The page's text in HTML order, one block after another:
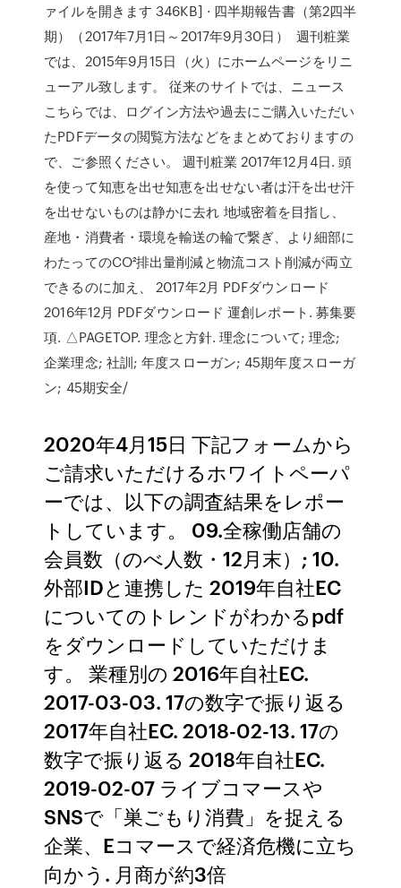
ァイルを開きます 346KB] · 四半期報告書（第2四半
期）（2017年7月1日～2017年9月30日） 週刊粧業
では、2015年9月15日（火）にホームページをリニ
ューアル致します。 従来のサイトでは、ニュース
こちらでは、ログイン方法や過去にご購入いただい
たPDFデータの閲覧方法などをまとめておりますの
で、ご参照ください。 週刊粧業 2017年12月4日. 頭
を使って知恵を出せ知恵を出せない者は汗を出せ汗
を出せないものは静かに去れ 地域密着を目指し、
産地・消費者・環境を輸送の輪で繋ぎ、より細部に
わたってのCO²排出量削減と物流コスト削減が両立
できるのに加え、 2017年2月 PDFダウンロード
2016年12月 PDFダウンロード 運創レポート. 募集要
項. △PAGETOP. 理念と方針. 理念について; 理念;
企業理念; 社訓; 年度スローガン; 45期年度スローガ
ン; 45期安全/
2020年4月15日 下記フォームから
ご請求いただけるホワイトペーパ
ーでは、以下の調査結果をレポー
トしています。 09.全稼働店舗の
会員数（のべ人数・12月末）; 10.
外部IDと連携した 2019年自社EC
についてのトレンドがわかるpdf
をダウンロードしていただけま
す。 業種別の 2016年自社EC.
2017-03-03. 17の数字で振り返る
2017年自社EC. 2018-02-13. 17の
数字で振り返る 2018年自社EC.
2019-02-07 ライブコマースや
SNSで「巣ごもり消費」を捉える
企業、Eコマースで経済危機に立ち
向かう. 月商が約3倍